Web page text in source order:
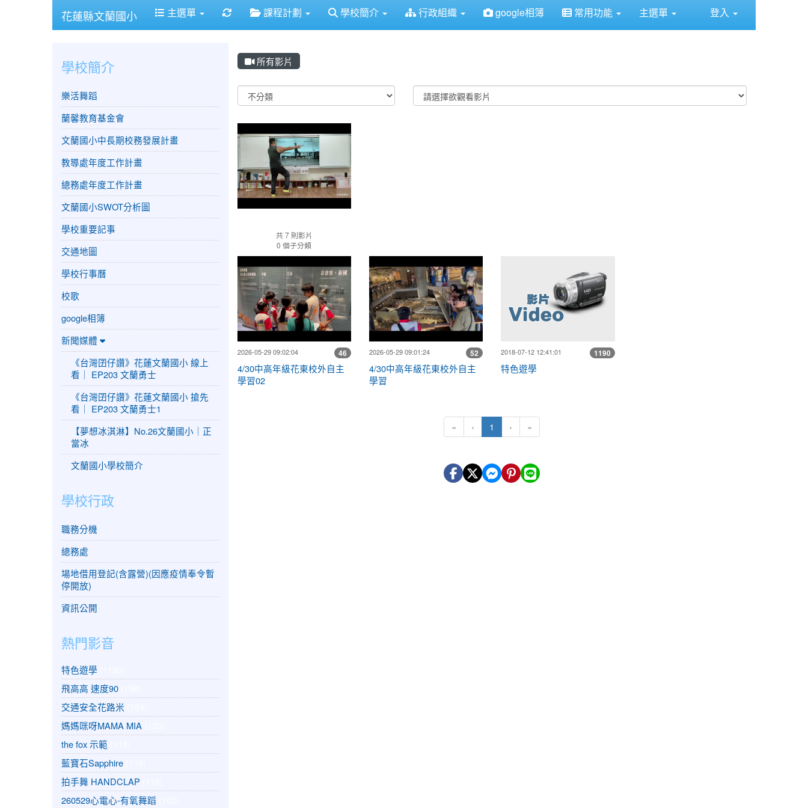
花蓮縣文蘭國小 主選單 重新取得佈景設定
課程計劃 學校簡介 行政組織 google相簿 常用功能 主選單 登入
所有影片
Video List
共 7 則影片
0 個子分類
46
2026-05-29 09:02:04
4/30中高年級花東校外自主
學習02
52
2026-05-29 09:01:24
4/30中高年級花東校外自主
學習
1190
2018-07-12 12:41:01
特色遊學
« ‹ 1 (目前頁次)
› »
學校簡介
樂活舞蹈
蘭馨教育基金會
文蘭國小中長期校務發展計畫
教導處年度工作計畫
總務處年度工作計畫
文蘭國小SWOT分析圖
學校重要記事
交通地圖
學校行事曆
校歌
google相簿
新聞媒體
《台灣囝仔讚》花蓮文蘭國小 線上
看｜ EP203 文蘭勇士
《台灣囝仔讚》花蓮文蘭國小 搶先
看｜ EP203 文蘭勇士1
【夢想冰淇淋】No.26文蘭國小｜正
當冰
文蘭國小學校簡介
學校行政
職務分機
總務處
場地借用登記(含露營)(因應疫情奉令暫
停開放)
資訊公開
熱門影音
特色遊學
飛高高 速度90
交通安全花路米
媽媽咪呀MAMA MIA
the fox 示範
藍寶石Sapphire
拍手舞 HANDCLAP
260529心電心-有氧舞蹈